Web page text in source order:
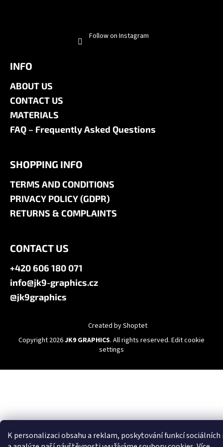
K personalizaci obsahu a reklam, poskytování funkcí sociálních
Follow on Instagram
INFO
ABOUT US
CONTACT US
MATERIALS
FAQ – Frequently Asked Questions
SHOPPING INFO
TERMS AND CONDITIONS
PRIVACY POLICY (GDPR)
RETURNS & COMPLAINTS
CONTACT US
+420 606 180 071
info@jk9-graphics.cz
@jk9graphics
Created by Shoptet
Copyright 2026JK9 GRAPHICS. All rights reserved. Edit cookie
settings